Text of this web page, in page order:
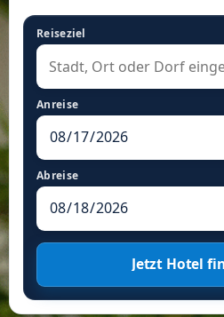
Reiseziel
Anreise
Abreise
Jetzt Hotel